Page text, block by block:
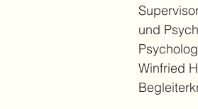
und
Winfried